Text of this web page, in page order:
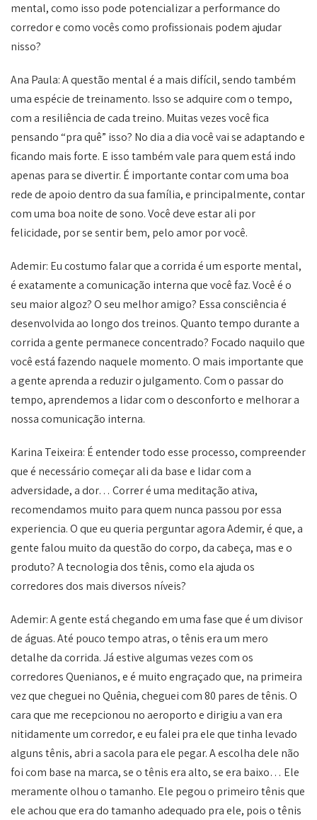
mental, como isso pode potencializar a performance do
corredor e como vocês como profissionais podem ajudar
nisso?
Ana Paula: A questão mental é a mais difícil, sendo também
uma espécie de treinamento. Isso se adquire com o tempo,
com a resiliência de cada treino. Muitas vezes você fica
pensando “pra quê” isso? No dia a dia você vai se adaptando e
ficando mais forte. E isso também vale para quem está indo
apenas para se divertir. É importante contar com uma boa
rede de apoio dentro da sua família, e principalmente, contar
com uma boa noite de sono. Você deve estar ali por
felicidade, por se sentir bem, pelo amor por você.
Ademir: Eu costumo falar que a corrida é um esporte mental,
é exatamente a comunicação interna que você faz. Você é o
seu maior algoz? O seu melhor amigo? Essa consciência é
desenvolvida ao longo dos treinos. Quanto tempo durante a
corrida a gente permanece concentrado? Focado naquilo que
você está fazendo naquele momento. O mais importante que
a gente aprenda a reduzir o julgamento. Com o passar do
tempo, aprendemos a lidar com o desconforto e melhorar a
nossa comunicação interna.
Karina Teixeira: É entender todo esse processo, compreender
que é necessário começar ali da base e lidar com a
adversidade, a dor… Correr é uma meditação ativa,
recomendamos muito para quem nunca passou por essa
experiencia. O que eu queria perguntar agora Ademir, é que, a
gente falou muito da questão do corpo, da cabeça, mas e o
produto? A tecnologia dos tênis, como ela ajuda os
corredores dos mais diversos níveis?
Ademir: A gente está chegando em uma fase que é um divisor
de águas. Até pouco tempo atras, o tênis era um mero
detalhe da corrida. Já estive algumas vezes com os
corredores Quenianos, e é muito engraçado que, na primeira
vez que cheguei no Quênia, cheguei com 80 pares de tênis. O
cara que me recepcionou no aeroporto e dirigiu a van era
nitidamente um corredor, e eu falei pra ele que tinha levado
alguns tênis, abri a sacola para ele pegar. A escolha dele não
foi com base na marca, se o tênis era alto, se era baixo… Ele
meramente olhou o tamanho. Ele pegou o primeiro tênis que
ele achou que era do tamanho adequado pra ele, pois o tênis